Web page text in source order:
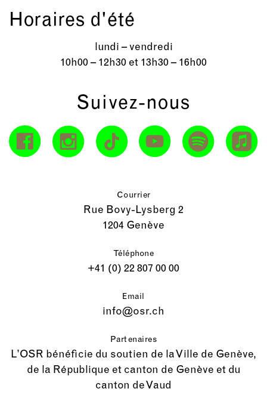
Horaires d'été
lundi – vendredi
10h00 – 12h30 et 13h30 – 16h00
Suivez-nous
Courrier
Rue Bovy-Lysberg 2
1204 Genève
Téléphone
+41 (0) 22 807 00 00
Email
info@osr.ch
Partenaires
L’OSR bénéficie du soutien de la Ville de Genève,
de la République et canton de Genève et du
canton de Vaud